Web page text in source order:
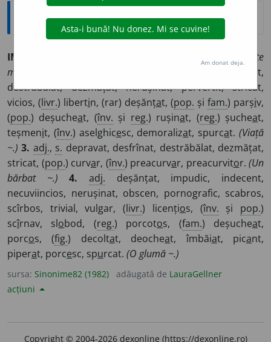
Sinonime
IMOR
(Aspecte
morale și ~.)
corupt, decăzut, depravat, desfrînat,
destrăbălat, dezmățat, nerușinat, pervertit, stricat,
vicios, (livr.) libertin, (rar) deșănțat, (pop. și fam.) parșiv,
(pop.) deșucheat, (înv. și reg.) rușinat, (reg.) șucheat,
teșmenit, (înv.) aselghicesc, demoralizat, spurcat.(Viață
~.) 3. adj., s. depravat, desfrînat, destrăbălat, dezmățat,
stricat, (pop.) curvar, (înv.) preacurvar, preacurvitor. (Un
bărbat ~.)
4. adj. deșănțat, impudic, indecent,
necuviincios, nerușinat, obscen, pornografic, scabros,
scîrbos, trivial, vulgar, (livr.) licențios, (înv. și pop.)
scîrnav, slobod, (reg.) porcotos, (fam.) deșucheat,
porcos, (fig.) decoltat, deocheat, îmbăiat, picant,
piperat, porcesc, spurcat. (O glumă ~.)
sursa: Sinonime82 (1982) adăugată de LauraGellner
acțiuni
Copyright © 2004-2026 dexonline (https://dexonline.ro)
Am donat deja.